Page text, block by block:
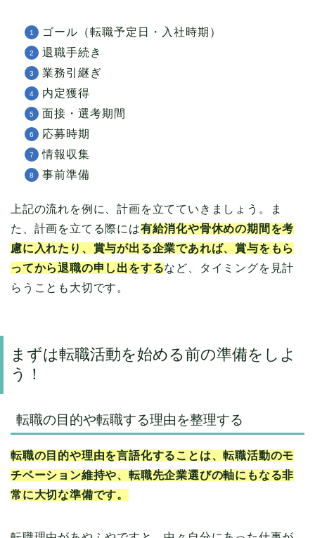
ゴール（転職予定日・入社時期）
退職手続き
業務引継ぎ
内定獲得
面接・選考期間
応募時期
情報収集
事前準備
上記の流れを例に、計画を立てていきましょう。ま
た、計画を立てる際には有給消化や骨休めの期間を考
慮に入れたり、賞与が出る企業であれば、賞与をもら
ってから退職の申し出をするなど、タイミングを見計
らうことも大切です。
まずは転職活動を始める前の準備をしよ
う！
転職の目的や転職する理由を整理する
転職の目的や理由を言語化することは、転職活動のモ
チベーション維持や、転職先企業選びの軸にもなる非
常に大切な準備です。